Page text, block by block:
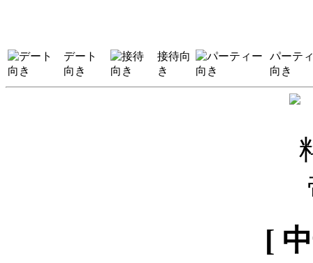
デート
向き
接待向
き
パーテ
向き
[